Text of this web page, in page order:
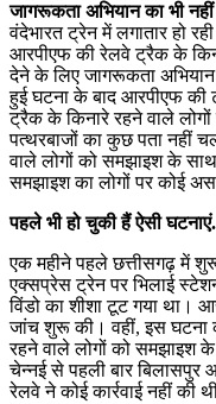
जागरूकता अभियान का भी
वंदेभारत ट्रेन में लगातार हो
आरपीएफ की रेलवे ट्रैक के
देने के लिए जागरूकता अभियान
हुई घटना के बाद आरपीएफ की
ट्रैक के किनारे रहने वाले
पत्थरबाजों का कुछ पता नहीं
वाले लोगों को समझाइश के
समझाइश का लोगों पर कोई
पहले भी हो चुकी हैं ऐसी
एक महीने पहले छत्तीसगढ़ में
एक्सप्रेस ट्रेन पर भिलाई
विंडो का शीशा टूट गया था।
जांच शुरू की। वहीं, इस घटना
रहने वाले लोगों को समझाइश
चेन्नई से पहली बार बिलासपुर
रेलवे ने कोई कार्रवाई नहीं की